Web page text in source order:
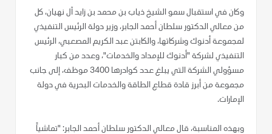
وكان في استقبال سمو الشيخ ذياب بن محمد بن زايد آل نهيان، كل
من معالي الدكتور سلطان أحمد الجابر، وزير دولة الرئيس التنفيذي
لمجموعة أدنوك وشركاتها، والكابتن عبد الكريم المصعبي، الرئيس
التنفيذي لشركة "أدنوك للإمداد والخدمات"، وعدد من كبار
مسؤولي الشركة التي يبلغ عدد كوادرها 3400 موظف، إلى جانب
مجموعة من أبرز قادة قطاع الطاقة والخدمات البحرية في دولة
الإمارات.
وبهذه المناسبة، قال معالي الدكتور سلطان أحمد الجابر: "تماشياً